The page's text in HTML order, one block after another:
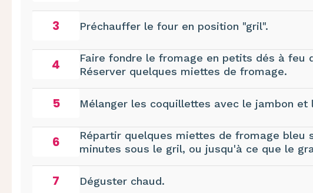
3 Préchauffer le four en position "gril".
4
Faire fondre le fromage en petits dés à feu
Réserver quelques miettes de fromage.
5 Mélanger les coquillettes avec le jambon et
6
Répartir quelques miettes de fromage bleu
minutes sous le gril, ou jusqu'à ce que le
7 Déguster chaud.